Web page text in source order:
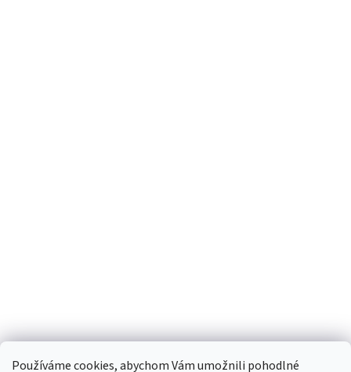
Používáme cookies, abychom Vám umožnili pohodlné